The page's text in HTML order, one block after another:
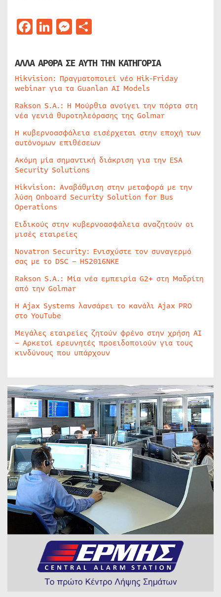
Facebook
LinkedIn
Messenger
ΑΛΛΑ ΑΡΘΡΑ ΣΕ ΑΥΤΗ ΤΗΝ ΚΑΤΗΓΟΡΙΑ
Hikvision: Πραγματοποιεί νέο Hik-Friday
webinar για τα Guanlan AI Models
Rakson S.A.: Η Μούρθια ανοίγει την πόρτα στη
νέα γενιά θυροτηλεόρασης της Golmar
Η κυβερνοασφάλεια εισέρχεται στην εποχή των
αυτόνομων επιθέσεων
Ακόμη μία σημαντική διάκριση για την ESA
Security Solutions
Hikvision: Αναβάθμιση στην μεταφορά με την
λύση Onboard Security Solution for Bus
Operations
Ειδικούς στην κυβερνοασφάλεια αναζητούν οι
μισές εταιρείες
Novatron Security: Ενισχύστε τον συναγερμό
σας με το DSC – HS2016NKE
Rakson S.A.: Μία νέα εμπειρία G2+ στη Μαδρίτη
από την Golmar
Η Ajax Systems λανσάρει το κανάλι Ajax PRO
στο YouTube
Μεγάλες εταιρείες ζητούν φρένο στην χρήση AI
– Αρκετοί ερευνητές προειδοποιούν για τους
κινδύνους που υπάρχουν